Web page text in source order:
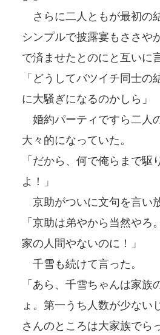
さらに二人ともが最初の
シンプルで披露宴もささや
で済ませたとのにと互いに
「どうしてバツイチ同士の
に大騒ぎになるのかしら」
婚約パーティですら二人
大々的になっていた。
「だから、何で俺らまで駆
よ！」
京助がついに文句を言い
「京助は弟やから当然やろ
家の人間やないのに！」
千雪も続けて言った。
「あら、千雪ちゃんは家族
ょ。第一うち人数が少な
さんのところは大家族でら